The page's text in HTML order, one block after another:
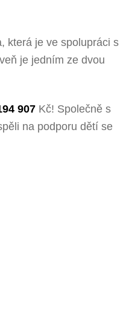
která je ve spolupráci s
je jedním ze dvou
907Kč! Společně s
na podporu dětí se